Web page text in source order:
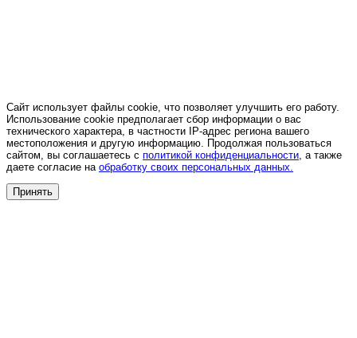
Сайт использует файлы cookie, что позволяет улучшить его работу.
Использование cookie предполагает сбор информации о вас
технического характера, в частности IP-адрес региона вашего
местоположения и другую информацию. Продолжая пользоваться
сайтом, вы соглашаетесь с политикой конфиденциальности , а также
даете согласие на обработку своих персональных данных.
Принять